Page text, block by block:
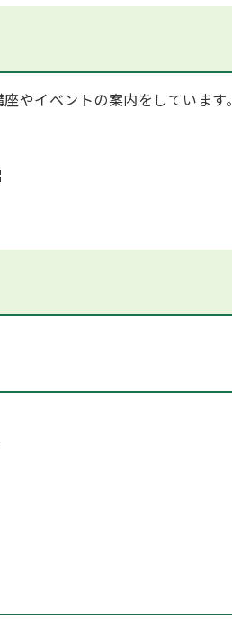
やイベントの案内をしています。